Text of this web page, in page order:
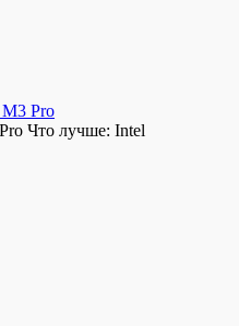
Pro
Что лучше: Intel